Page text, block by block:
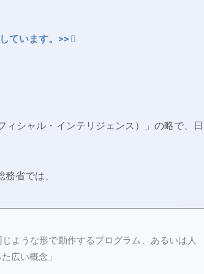
ています。>>
シャル・インテリジェンス）」の略で、
省では、
ような形で動作するプログラム、あるいは人
広い概念」